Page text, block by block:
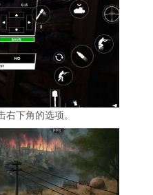
右下角的选项。